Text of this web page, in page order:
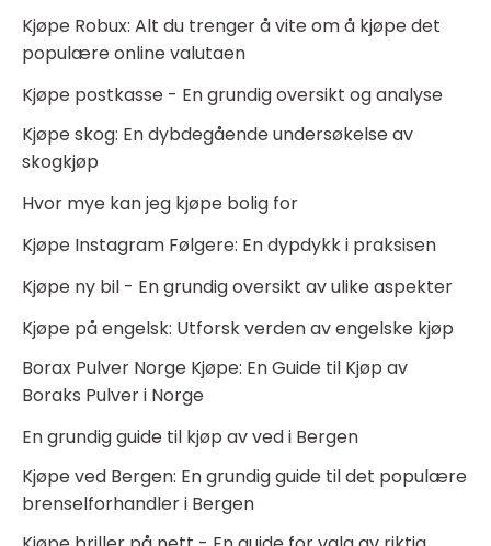
Kjøpe Robux: Alt du trenger å vite om å kjøpe det
populære online valutaen
Kjøpe postkasse - En grundig oversikt og analyse
Kjøpe skog: En dybdegående undersøkelse av
skogkjøp
Hvor mye kan jeg kjøpe bolig for
Kjøpe Instagram Følgere: En dypdykk i praksisen
Kjøpe ny bil - En grundig oversikt av ulike aspekter
Kjøpe på engelsk: Utforsk verden av engelske kjøp
Borax Pulver Norge Kjøpe: En Guide til Kjøp av
Boraks Pulver i Norge
En grundig guide til kjøp av ved i Bergen
Kjøpe ved Bergen: En grundig guide til det populære
brenselforhandler i Bergen